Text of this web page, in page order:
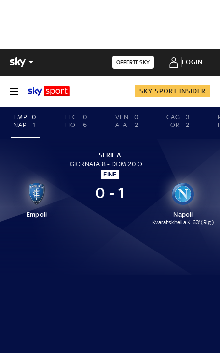
OFFERTE SKY LOGIN
SKY SPORT INSIDER
EMP
0
NAP
1
LEC
0
FIO
6
VEN
0
ATA
2
CAG
3
TOR
2
SERIE A
GIORNATA 8 - DOM 20 OTT
FINE
Empoli
0 - 1
Napoli
Kvaratskhelia K. 63' (Rig.)